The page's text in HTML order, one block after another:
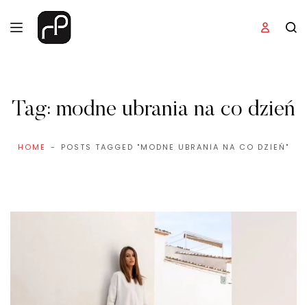
Tag: modne ubrania na co dzień
HOME POSTS TAGGED "MODNE UBRANIA NA CO DZIEŃ"